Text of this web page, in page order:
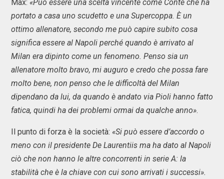
Max: «Può essere una scelta vincente come Conte che ha
portato a casa uno scudetto e una Supercoppa. È un
ottimo allenatore, secondo me può capire subito cosa
significa essere al Napoli perché quando è arrivato al
Milan era dipinto come un fenomeno. Penso sia un
allenatore molto bravo, mi auguro e credo che possa fare
molto bene, non penso che le difficoltà del Milan
dipendano da lui, da quando è andato via Pioli hanno fatto
fatica, quindi ha dei problemi ormai da qualche anno».
Il punto di forza è la società: «Si può essere d’accordo o
meno con il presidente De Laurentiis ma ha dato al Napoli
ciò che non hanno le altre concorrenti in serie A: la
stabilità che è la chiave con cui sono arrivati i successi».